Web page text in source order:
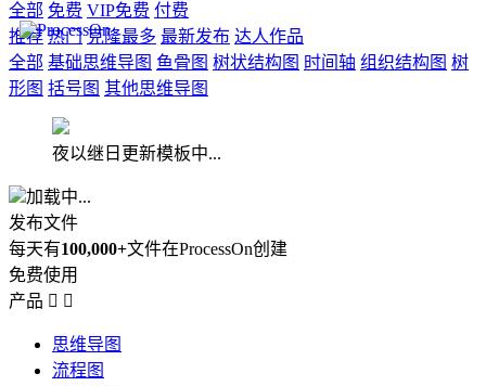
全部 免费 VIP免费 付费
推荐 热门 克隆最多 最新发布 达人作品
全部 基础思维导图 鱼骨图 树状结构图 时间轴 组织结构图 树
形图 括号图 其他思维导图
夜以继日更新模板中...
加载中...
发布文件
每天有100,000+文件在ProcessOn创建
免费使用
产品  
思维导图
流程图